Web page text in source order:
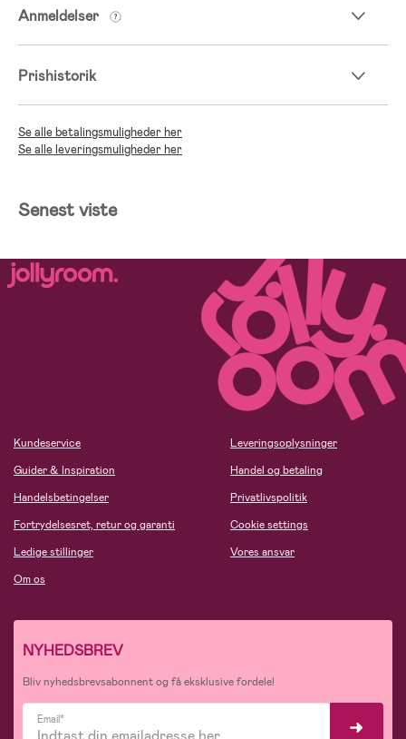
Anmeldelser
Prishistorik
Se alle betalingsmuligheder her
Se alle leveringsmuligheder her
Senest viste
Kundeservice
Guider & Inspiration
Handelsbetingelser
Fortrydelsesret, retur og garanti
Ledige stillinger
Om os
Leveringsoplysninger
Handel og betaling
Privatlivspolitik
Cookie settings
Vores ansvar
NYHEDSBREV
Bliv nyhedsbrevsabonnent og få eksklusive fordele!
Email*